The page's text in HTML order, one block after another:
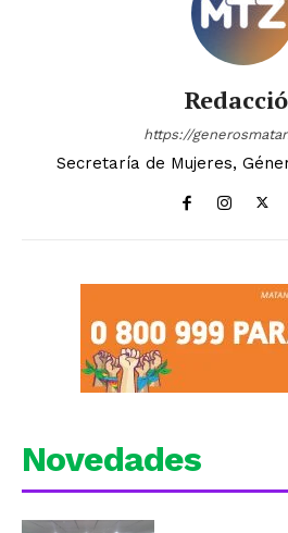
https://
Secretaría de Mujeres,
Novedades